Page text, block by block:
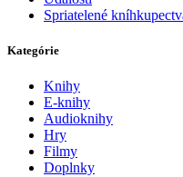
Spriatelené
Kategórie
Knihy
E-knihy
Audioknihy
Hry
Filmy
Doplnky